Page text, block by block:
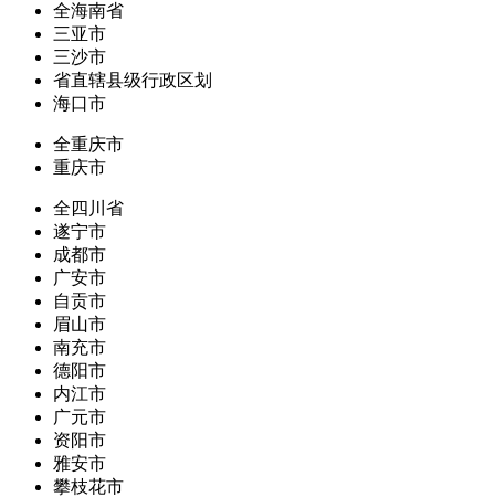
全海南省
三亚市
三沙市
省直辖县级行政区划
海口市
全重庆市
重庆市
全四川省
遂宁市
成都市
广安市
自贡市
眉山市
南充市
德阳市
内江市
广元市
资阳市
雅安市
攀枝花市